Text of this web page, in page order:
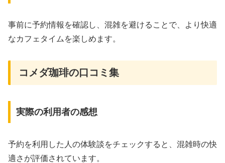
事前に予約情報を確認し、混雑を避けることで、より快適
なカフェタイムを楽しめます。
コメダ珈琲の口コミ集
実際の利用者の感想
予約を利用した人の体験談をチェックすると、混雑時の快
適さが評価されています。